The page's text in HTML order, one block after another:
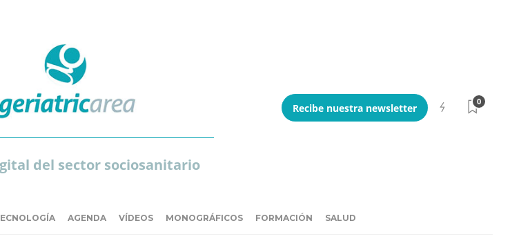
del sector sociosanitario
Recibe nuestra newsletter
0
AGENDA VÍDEOS MONOGRÁFICOS FORMACIÓN SALUD